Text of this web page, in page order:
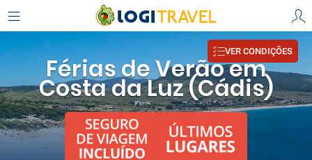
Férias de Verão em
Costa da Luz (Cádis)
VER CONDIÇÕES